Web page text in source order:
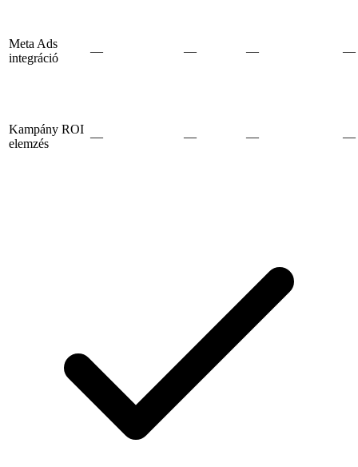
Meta Ads
integráció
— — — —
Kampány ROI
elemzés
— — — —